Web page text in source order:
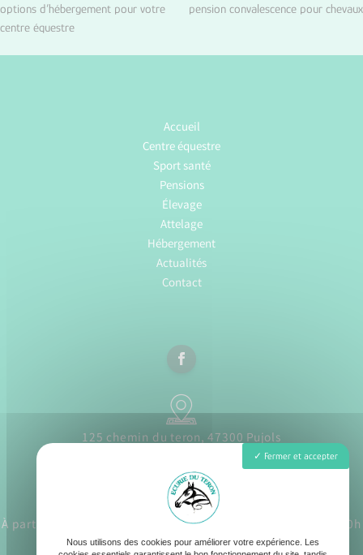
Navigation
de
options d’hébergement pour votre
centre équestre
pension convalescence pour chevaux
Accueil
Centre équestre
Sport santé
Pensions
Élevage
Attelage
Hébergement
Actualités
Contact
125 chemin du teron, 47300 Pujols
À partir du 1er juillet Lundi - Samedi : 8h30 - 12h30 / 17h - 20h
Fermer et accepter
Nous utilisons des cookies pour améliorer votre expérience. Les